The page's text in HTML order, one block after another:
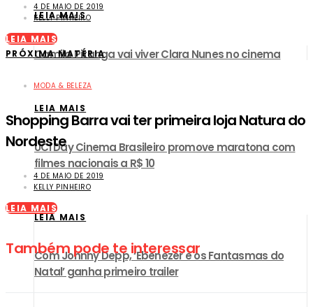
LEIA MAIS
Camila Pitanga vai viver Clara Nunes no cinema
LEIA MAIS
UCI Day Cinema Brasileiro promove maratona com
filmes nacionais a R$ 10
LEIA MAIS
Com Johnny Depp, ‘Ebenezer e os Fantasmas do
Natal’ ganha primeiro trailer
4 DE MAIO DE 2019
KELLY PINHEIRO
LEIA MAIS
PRÓXIMA MATÉRIA
MODA & BELEZA
Shopping Barra vai ter primeira loja Natura do
Nordeste
4 DE MAIO DE 2019
KELLY PINHEIRO
LEIA MAIS
Também pode te interessar